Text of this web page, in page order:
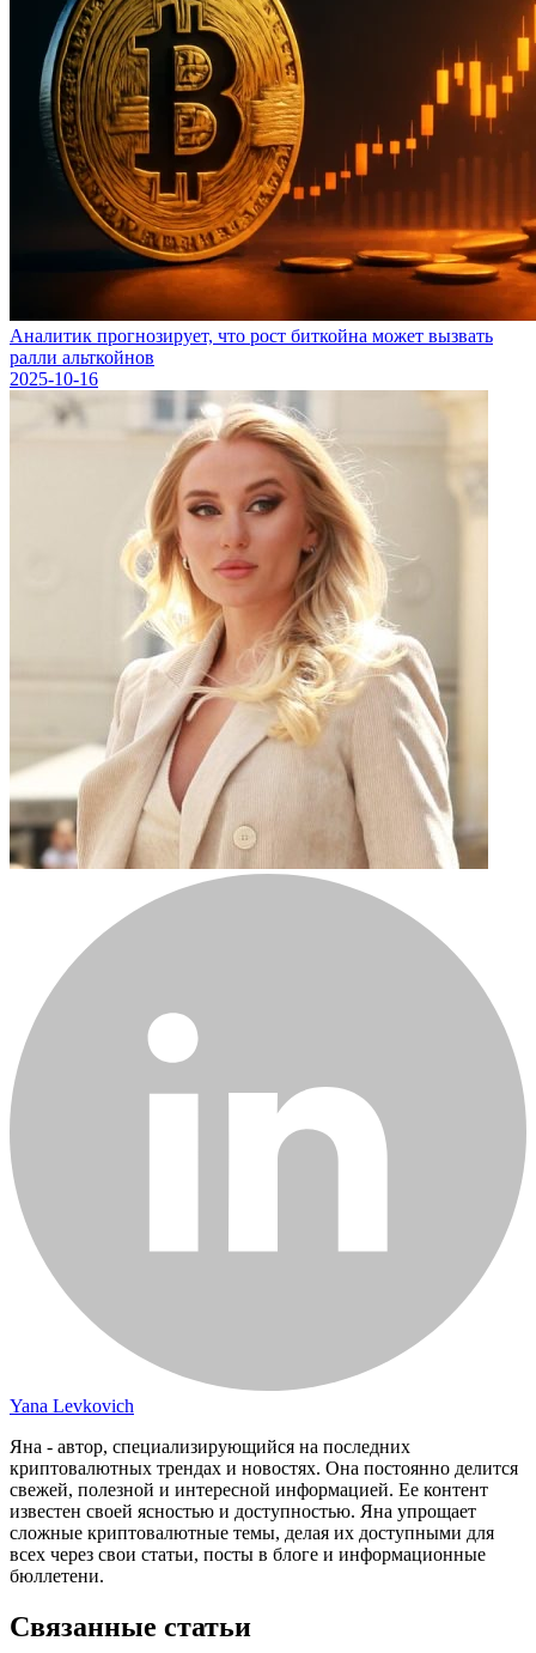
Аналитик прогнозирует, что рост биткойна может вызвать
ралли альткойнов
2025-10-16
Yana Levkovich
Яна - автор, специализирующийся на последних
криптовалютных трендах и новостях. Она постоянно делится
свежей, полезной и интересной информацией. Ее контент
известен своей ясностью и доступностью. Яна упрощает
сложные криптовалютные темы, делая их доступными для
всех через свои статьи, посты в блоге и информационные
бюллетени.
Связанные статьи